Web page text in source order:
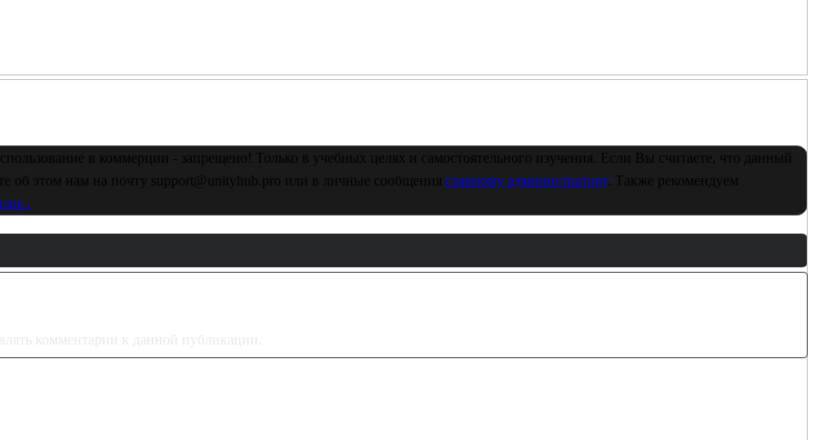
в коммерции - запрещено! Только в учебных целях и самостоятельного изучения. Если Вы считаете, что данный
об этом нам на почту support@unityhub.pro или в личные сообщения главному администратору. Также рекомендуем
комментарии к данной публикации.